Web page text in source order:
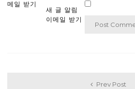
메일 받기
새 글 알림
이메일 받기
Prev Post